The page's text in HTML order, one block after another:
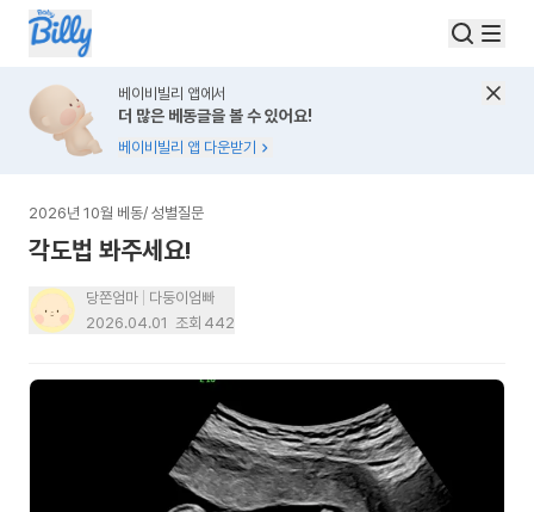
베이비빌리 앱에서
더 많은 베동글을 볼 수 있어요!
베이비빌리 앱 다운받기
2026년 10월 베동/ 성별질문
각도법 봐주세요!
당쫀엄마
다둥이엄빠
2026.04.01 조회 442